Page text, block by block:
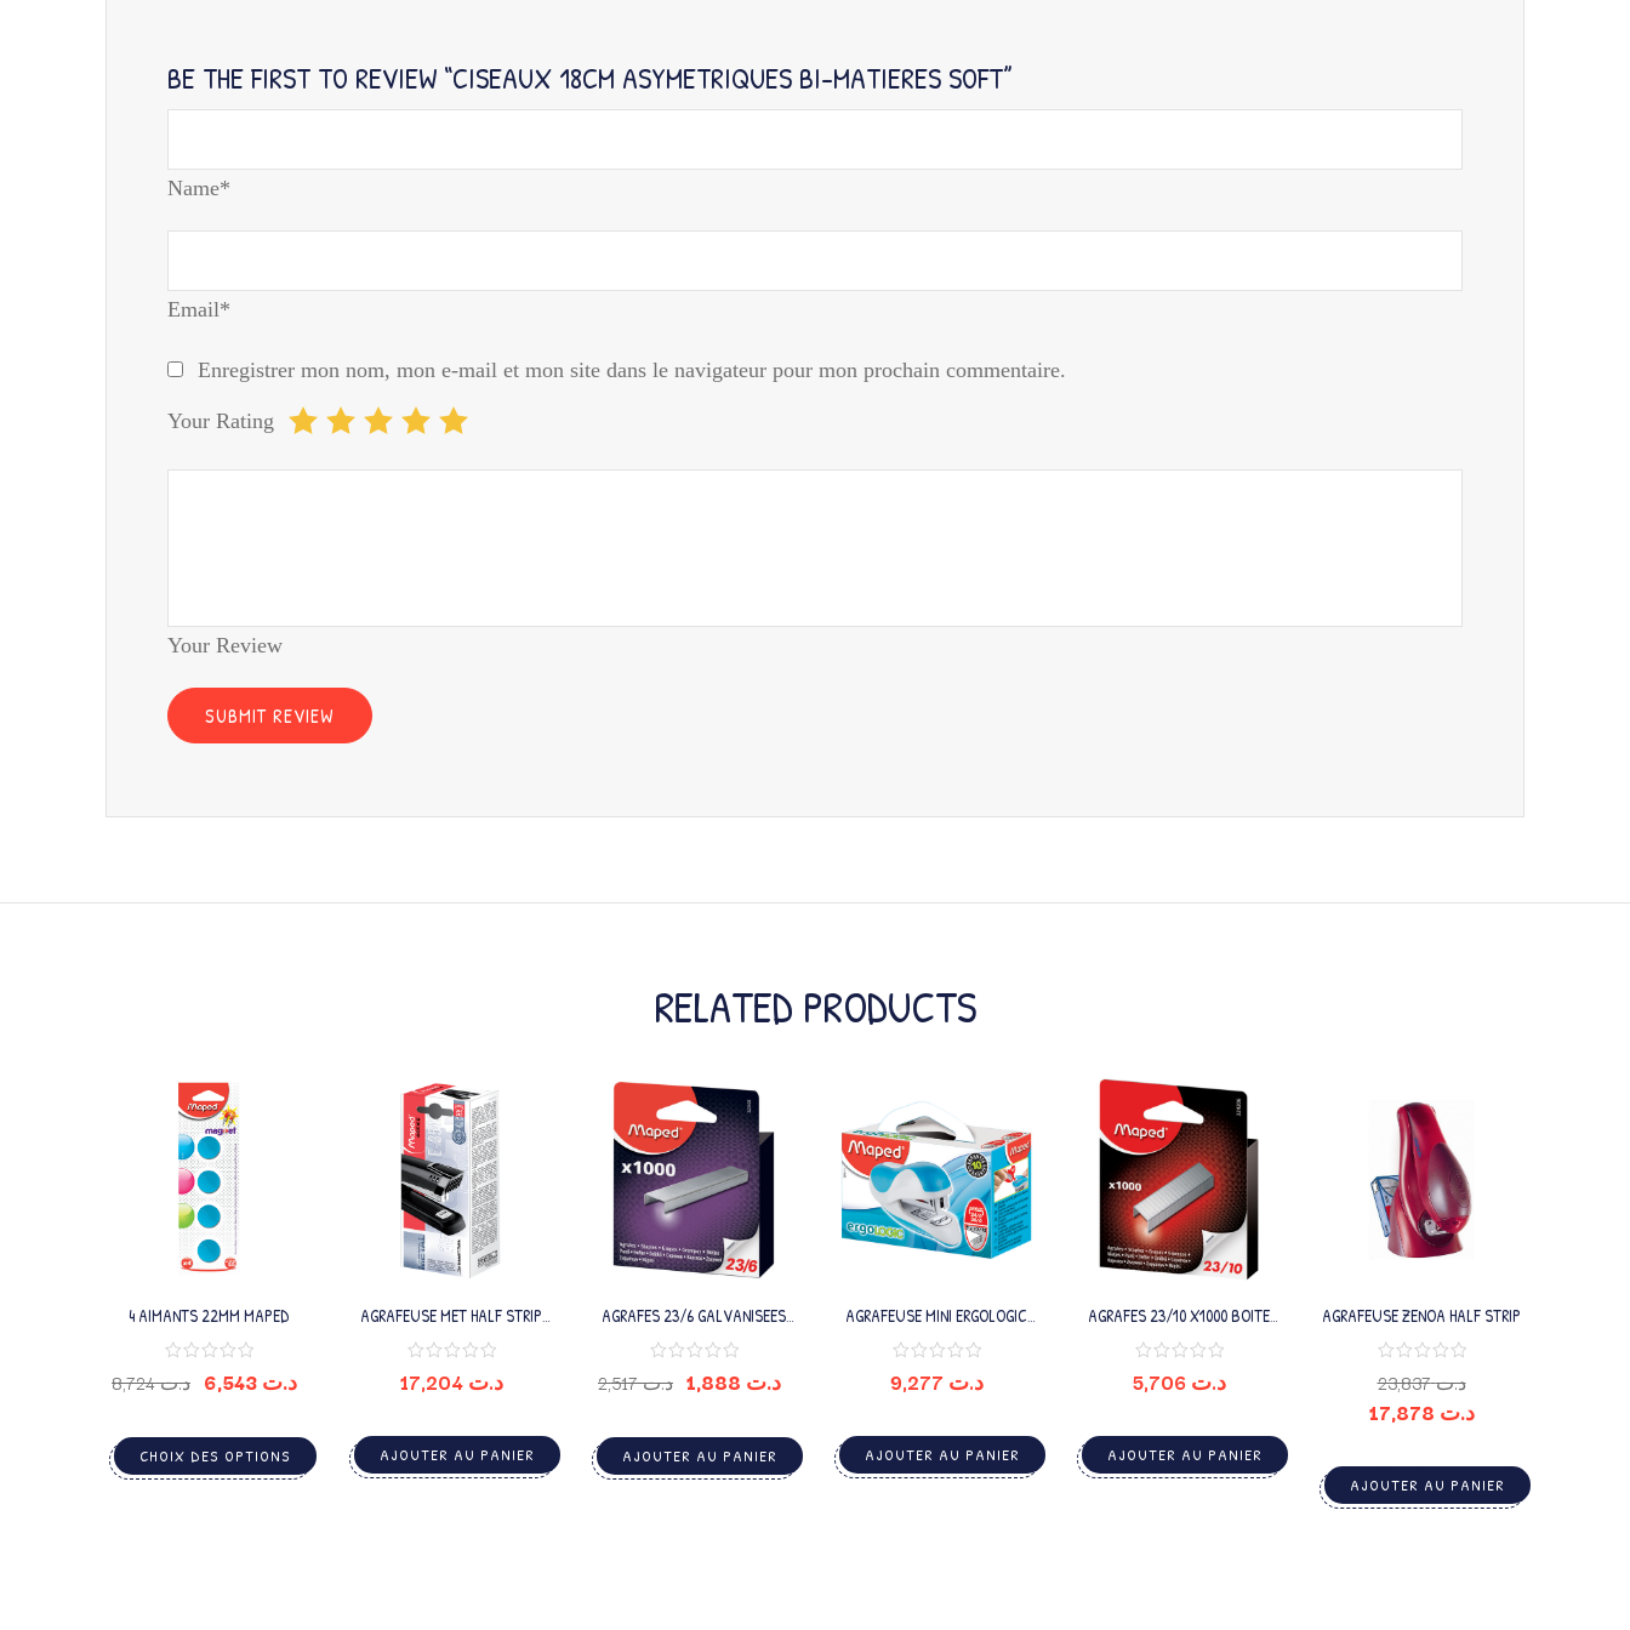
BE THE FIRST TO REVIEW “CISEAUX 18CM ASYMETRIQUES BI-MATIERES SOFT”
Name*
Email*
Enregistrer mon nom, mon e-mail et mon site dans le navigateur pour mon prochain commentaire.
Your Rating
Your Review
RELATED PRODUCTS
4 AIMANTS 22MM MAPED
د.ت8,724 د.ت
CHOIX DES OPTIONS
AGRAFEUSE MET HALF STRIP
E3543
د.ت 17,204
AJOUTER AU PANIER
AGRAFES 23/6 GALVANISEES
X1000 BOITE BROCHABL
د.ت2,517 د.ت
AJOUTER AU PANIER
AGRAFEUSE MINI ERGOLOGIC
26/6
د.ت
AJOUTER AU PANIER
AGRAFES 23/10 X1000 BOITE
PEGBOARDABLE
د.ت 5,706
AJOUTER AU PANIER
AGRAFEUSE ZENOA HALF STRIP
د.ت23,837
د.ت
AJOUTER AU PANIER